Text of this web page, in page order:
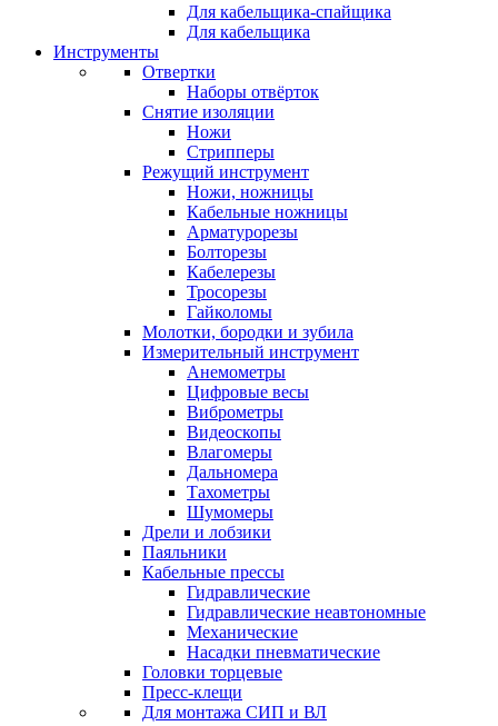
Для кабельщика-спайщика
Для кабельщика
Инструменты
Отвертки
Наборы отвёрток
Снятие изоляции
Ножи
Стрипперы
Режущий инструмент
Ножи, ножницы
Кабельные ножницы
Арматурорезы
Болторезы
Кабелерезы
Тросорезы
Гайколомы
Молотки, бородки и зубила
Измерительный инструмент
Анемометры
Цифровые весы
Виброметры
Видеоскопы
Влагомеры
Дальномера
Тахометры
Шумомеры
Дрели и лобзики
Паяльники
Кабельные прессы
Гидравлические
Гидравлические неавтономные
Механические
Насадки пневматические
Головки торцевые
Пресс-клещи
Для монтажа СИП и ВЛ